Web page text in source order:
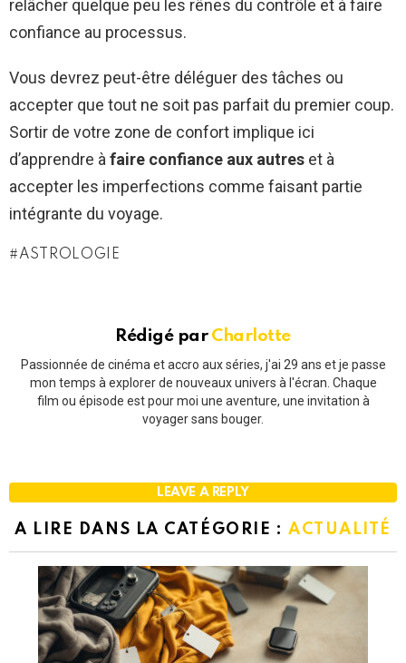
relâcher quelque peu les rênes du contrôle et à faire
confiance au processus.
Vous devrez peut-être déléguer des tâches ou
accepter que tout ne soit pas parfait du premier coup.
Sortir de votre zone de confort implique ici
d’apprendre àfaire confiance aux autres et à
accepter les imperfections comme faisant partie
intégrante du voyage.
ASTROLOGIE
Rédigé par Charlotte
Passionnée de cinéma et accro aux séries, j'ai 29 ans et je passe
mon temps à explorer de nouveaux univers à l'écran. Chaque
film ou épisode est pour moi une aventure, une invitation à
voyager sans bouger.
LEAVE A REPLY
A LIRE DANS LA CATÉGORIE : ACTUALITÉ